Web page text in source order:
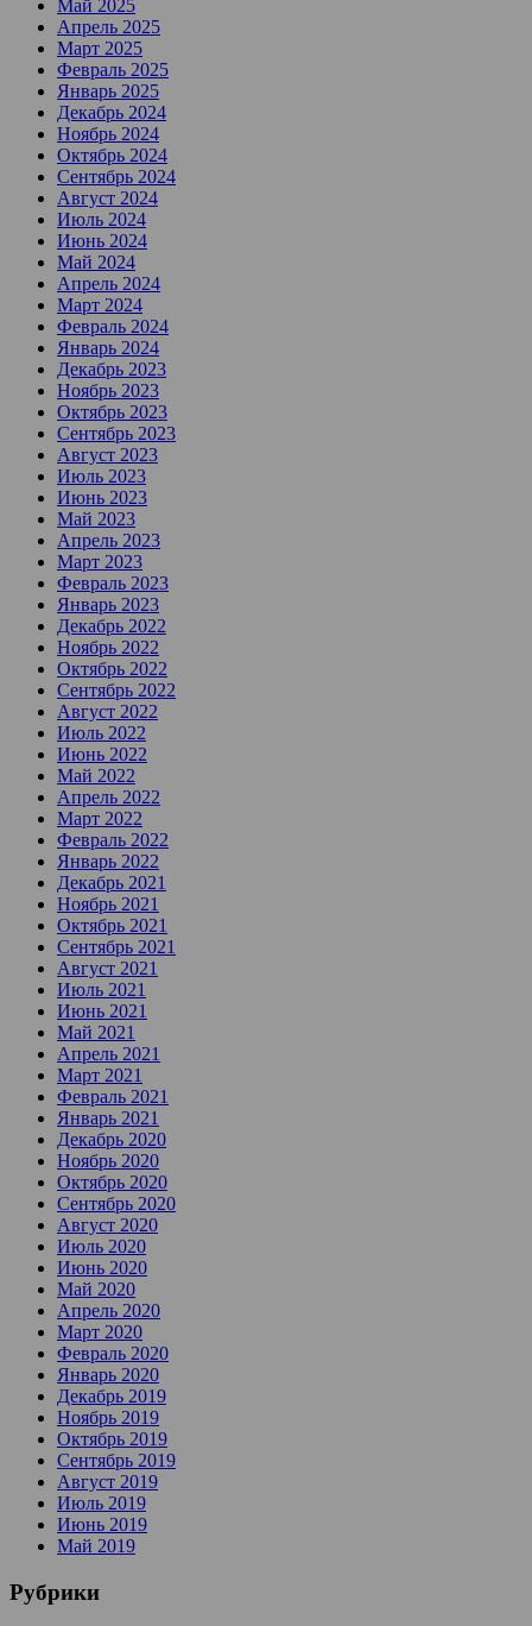
Май 2025
Апрель 2025
Март 2025
Февраль 2025
Январь 2025
Декабрь 2024
Ноябрь 2024
Октябрь 2024
Сентябрь 2024
Август 2024
Июль 2024
Июнь 2024
Май 2024
Апрель 2024
Март 2024
Февраль 2024
Январь 2024
Декабрь 2023
Ноябрь 2023
Октябрь 2023
Сентябрь 2023
Август 2023
Июль 2023
Июнь 2023
Май 2023
Апрель 2023
Март 2023
Февраль 2023
Январь 2023
Декабрь 2022
Ноябрь 2022
Октябрь 2022
Сентябрь 2022
Август 2022
Июль 2022
Июнь 2022
Май 2022
Апрель 2022
Март 2022
Февраль 2022
Январь 2022
Декабрь 2021
Ноябрь 2021
Октябрь 2021
Сентябрь 2021
Август 2021
Июль 2021
Июнь 2021
Май 2021
Апрель 2021
Март 2021
Февраль 2021
Январь 2021
Декабрь 2020
Ноябрь 2020
Октябрь 2020
Сентябрь 2020
Август 2020
Июль 2020
Июнь 2020
Май 2020
Апрель 2020
Март 2020
Февраль 2020
Январь 2020
Декабрь 2019
Ноябрь 2019
Октябрь 2019
Сентябрь 2019
Август 2019
Июль 2019
Июнь 2019
Май 2019
Рубрики